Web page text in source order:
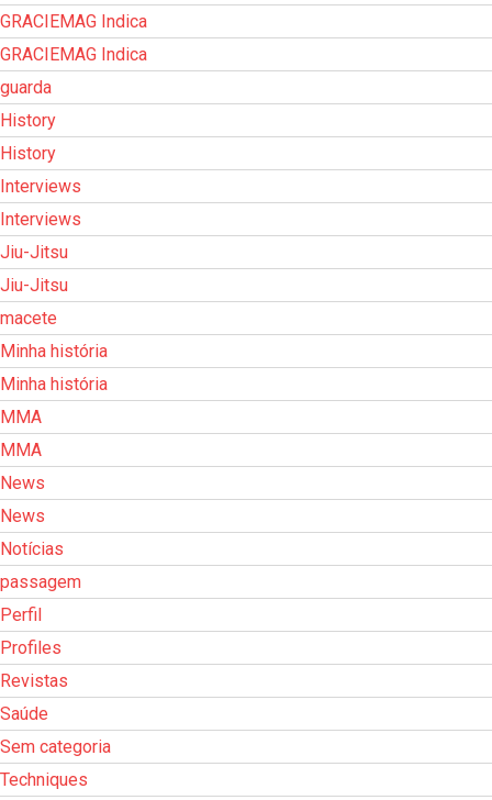
GRACIEMAG Indica
GRACIEMAG Indica
guarda
History
History
Interviews
Interviews
Jiu-Jitsu
Jiu-Jitsu
macete
Minha história
Minha história
MMA
MMA
News
News
Notícias
passagem
Perfil
Profiles
Revistas
Saúde
Sem categoria
Techniques